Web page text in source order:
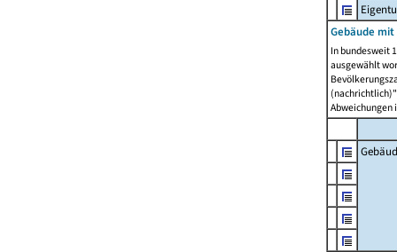
Gebäude
In bundesweit
ausgewählt
Abweichungen